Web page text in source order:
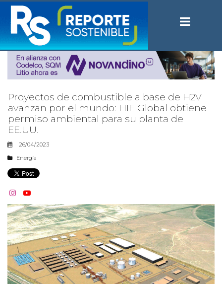
Proyectos de combustible a base de H2V
avanzan por el mundo: HIF Global obtiene
permiso ambiental para su planta de
EE.UU.
26/04/2023
Energía
 